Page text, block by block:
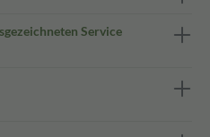
Service